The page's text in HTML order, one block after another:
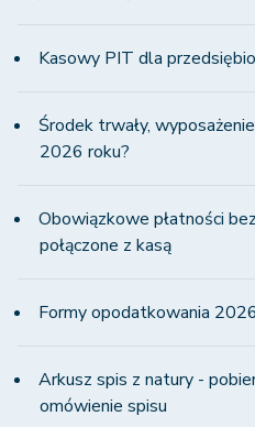
Kasowy PIT dla
Środek trwały,
2026 roku?
Obowiązkowe płatności
połączone z kasą
Formy opodatkowania
Arkusz spis z natury -
omówienie spisu